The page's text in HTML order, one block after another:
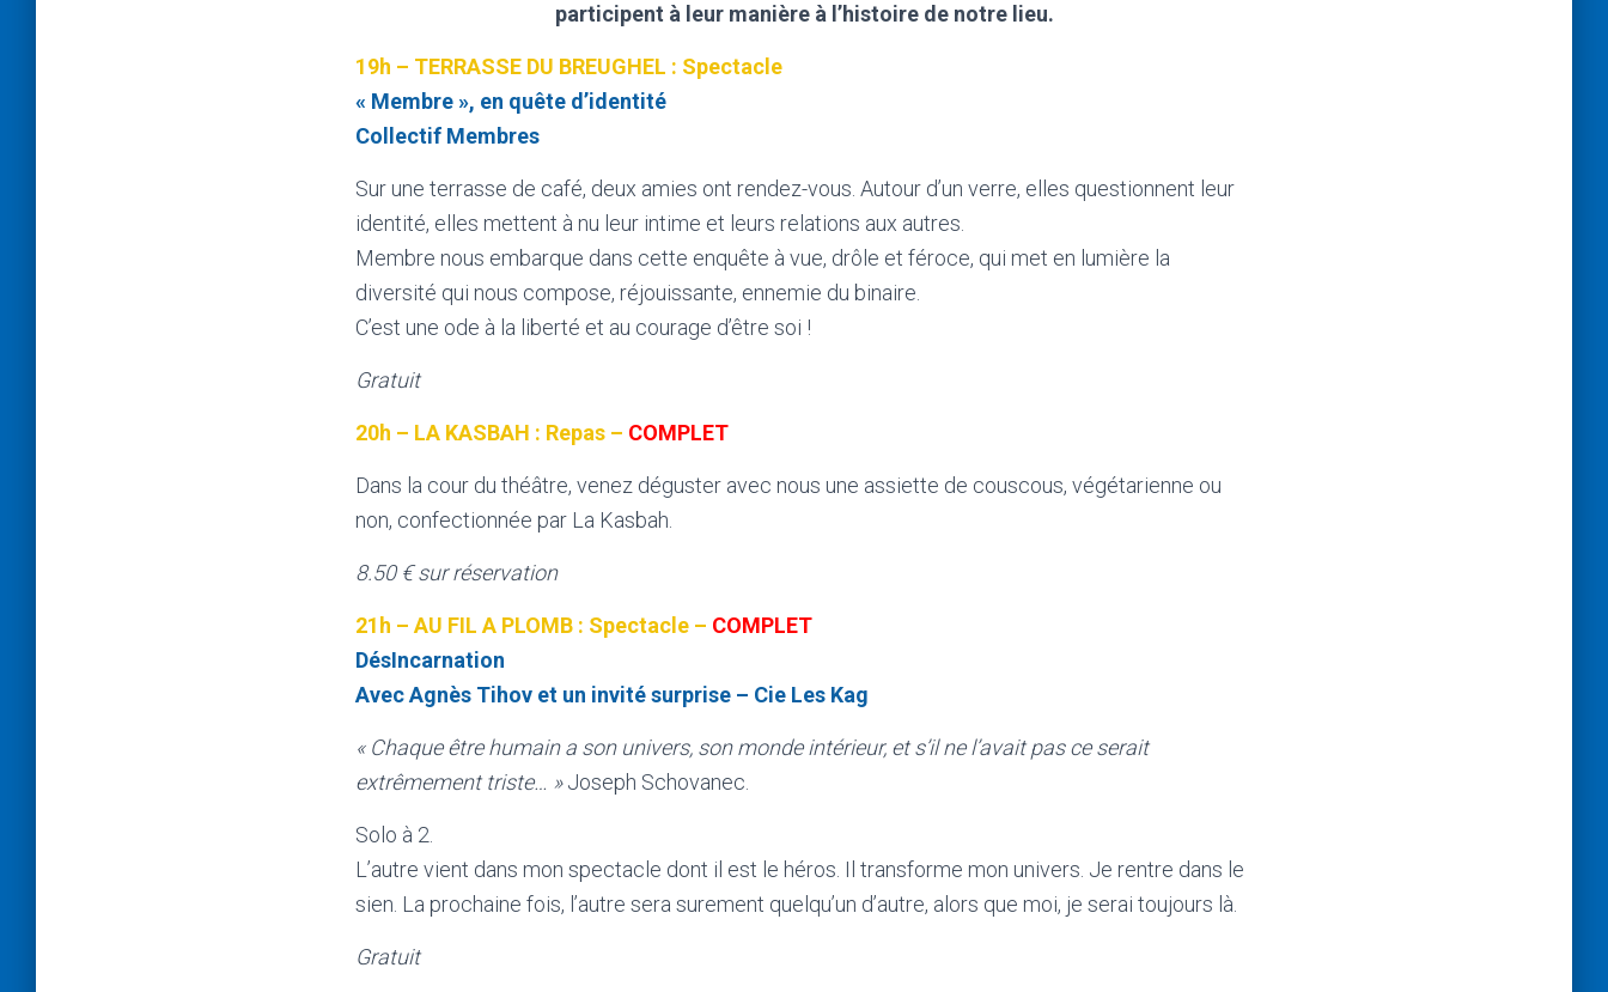
participent à leur manière à l’histoire de notre lieu.
19h – TERRASSE DU BREUGHEL : Spectacle
« Membre », en quête d’identité
Collectif Membres
Sur une terrasse de café, deux amies ont rendez-vous. Autour d’un verre, elles questionnent leur
identité, elles mettent à nu leur intime et leurs relations aux autres.
Membre nous embarque dans cette enquête à vue, drôle et féroce, qui met en lumière la
diversité qui nous compose, réjouissante, ennemie du binaire.
C’est une ode à la liberté et au courage d’être soi !
Gratuit
20h – LA KASBAH : Repas – COMPLET
Dans la cour du théâtre, venez déguster avec nous une assiette de couscous, végétarienne ou
non, confectionnée par La Kasbah.
8.50 € sur réservation
21h – AU FIL A PLOMB : Spectacle – COMPLET
DésIncarnation
Avec Agnès Tihov et un invité surprise – Cie Les Kag
« Chaque être humain a son univers, son monde intérieur, et s’il ne l’avait pas ce serait
extrêmement triste… »Joseph Schovanec.
Solo à 2.
L’autre vient dans mon spectacle dont il est le héros. Il transforme mon univers. Je rentre dans le
sien. La prochaine fois, l’autre sera surement quelqu’un d’autre, alors que moi, je serai toujours là.
Gratuit